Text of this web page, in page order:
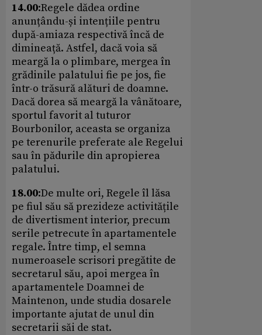
14.00:Regele dădea ordine
anunțându-și intențiile pentru
după-amiaza respectivă încă de
dimineață. Astfel, dacă voia să
meargă la o plimbare, mergea în
grădinile palatului fie pe jos, fie
într-o trăsură alături de doamne.
Dacă dorea să meargă la vânătoare,
sportul favorit al tuturor
Bourbonilor, aceasta se organiza
pe terenurile preferate ale Regelui
sau în pădurile din apropierea
palatului.
18.00:De multe ori, Regele îl lăsa
pe fiul său să prezideze activitățile
de divertisment interior, precum
serile petrecute în apartamentele
regale. Între timp, el semna
numeroasele scrisori pregătite de
secretarul său, apoi mergea în
apartamentele Doamnei de
Maintenon, unde studia dosarele
importante ajutat de unul din
secretarii săi de stat.